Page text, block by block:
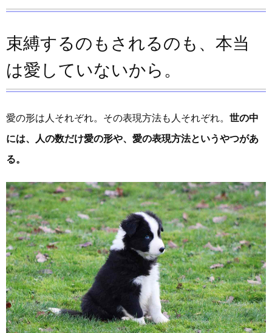
束縛するのもされるのも、本当
は愛していないから。
愛の形は人それぞれ。その表現方法も人それぞれ。 世の中
には、人の数だけ愛の形や、愛の表現方法というやつがあ
る。